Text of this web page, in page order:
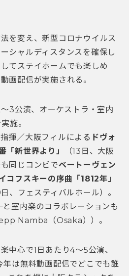
を変え、新型コロナウイルス
シャルディスタンスを確保し
てステイホームでも楽しめ
画配信が実施される。
3公演、オーケストラ・室内
施。
揮／大阪フィルによる ドヴォ
「新世界より」
（13日、大阪
同じコンビでベートーヴェン
コフスキーの序曲「1812年」
、フェスティバルホール）。
室内楽のコラボレーションも
Namba（Osaka））。
中心で1日あたり4〜5公演、
は無料動画配信でどこでも誰